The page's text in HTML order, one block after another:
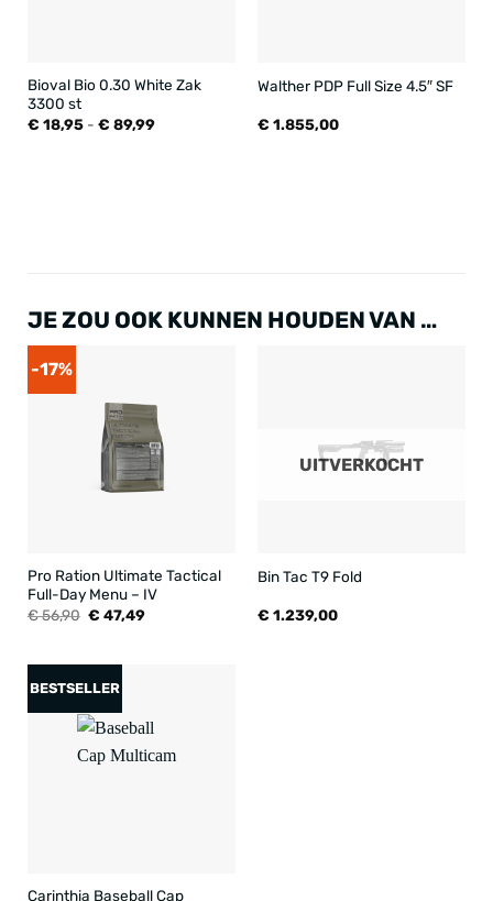
Bioval Bio 0.30 White Zak
3300 st
€ 18,95 - € 89,99Prijsklasse:
Walther PDP Full Size 4.5″ SF
€ 1.855,00
JE ZOU OOK KUNNEN HOUDEN VAN …
-17%
Pro Ration Ultimate Tactical
Full-Day Menu – IV
€56,90 Oorspronkelijke
€ 47,49Huidige
UITVERKOCHT
Bin Tac T9 Fold
€ 1.239,00
BESTSELLER
Carinthia Baseball Cap